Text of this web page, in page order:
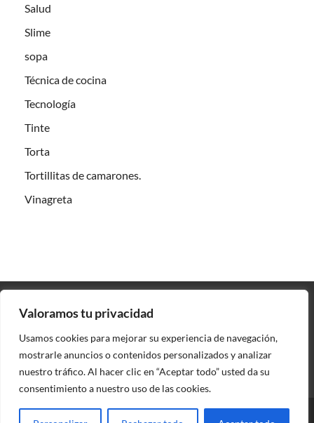
Valoramos tu privacidad
Usamos cookies para mejorar su experiencia de navegación,
mostrarle anuncios o contenidos personalizados y analizar
nuestro tráfico. Al hacer clic en “Aceptar todo” usted da su
consentimiento a nuestro uso de las cookies.
Salud
Slime
sopa
Técnica de cocina
Tecnología
Tinte
Torta
Tortillitas de camarones.
Vinagreta
Política de privacidad